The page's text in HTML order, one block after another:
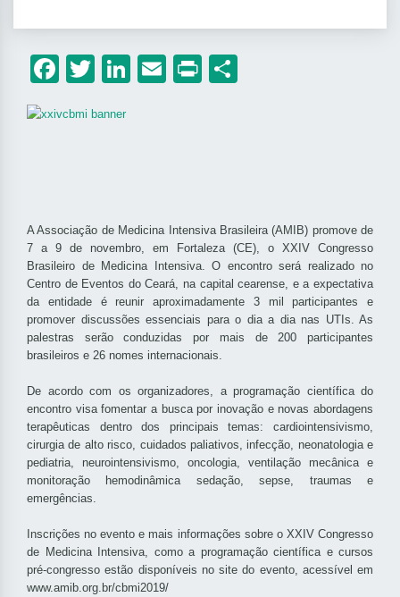
Facebook
Twitter
LinkedIn
Email
Print
A Associação de Medicina Intensiva Brasileira (AMIB) promove de
7 a 9 de novembro, em Fortaleza (CE), o XXIV Congresso
Brasileiro de Medicina Intensiva. O encontro será realizado no
Centro de Eventos do Ceará, na capital cearense, e a expectativa
da entidade é reunir aproximadamente 3 mil participantes e
promover discussões essenciais para o dia a dia nas UTIs. As
palestras serão conduzidas por mais de 200 participantes
brasileiros e 26 nomes internacionais.
De acordo com os organizadores, a programação científica do
encontro visa fomentar a busca por inovação e novas abordagens
terapêuticas dentro dos principais temas: cardiointensivismo,
cirurgia de alto risco, cuidados paliativos, infecção, neonatologia e
pediatria, neurointensivismo, oncologia, ventilação mecânica e
monitoração hemodinâmica sedação, sepse, traumas e
emergências.
Inscrições no evento e mais informações sobre o XXIV Congresso
de Medicina Intensiva, como a programação científica e cursos
pré-congresso estão disponíveis no site do evento, acessível em
www.amib.org.br/cbmi2019/